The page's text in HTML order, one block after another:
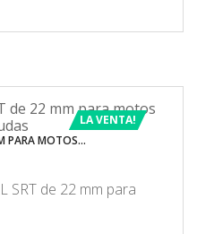
LA VENTA!
PARA MOTOS...
SRT de 22 mm para